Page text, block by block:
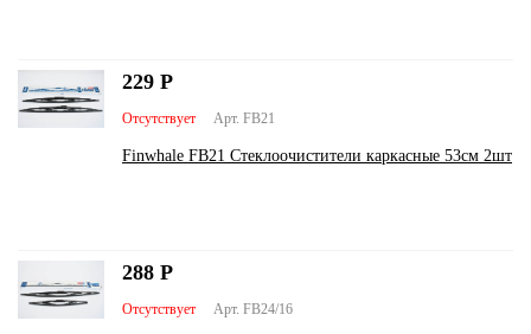
Арт. FB21
Отсутствует
Finwhale FB21 Стеклоочистители каркасные 53см 2шт
229 Р
Арт. FB24/16
Отсутствует
288 Р